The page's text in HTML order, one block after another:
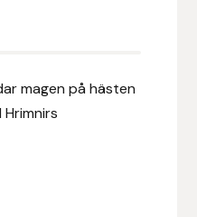
magen på hästen